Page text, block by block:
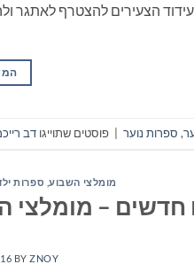
הצעירים להצטרף לאתגר
, ספרות נוער פוסטים שתוייגו דב
מומלצי השבוע, ספרות
– מומלצי השבוע
BYZNOY